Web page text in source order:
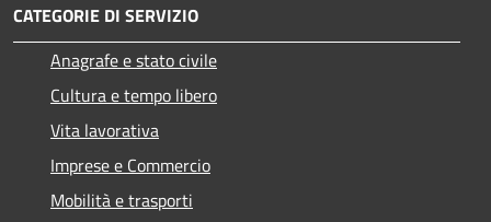
CATEGORIE DI SERVIZIO
Anagrafe e stato civile
Cultura e tempo libero
Vita lavorativa
Imprese e Commercio
Mobilità e trasporti